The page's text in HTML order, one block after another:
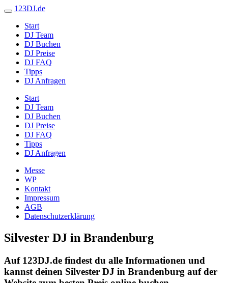
123DJ.de
Start
DJ Team
DJ Buchen
DJ Preise
DJ FAQ
Tipps
DJ Anfragen
Start
DJ Team
DJ Buchen
DJ Preise
DJ FAQ
Tipps
DJ Anfragen
Messe
WP
Kontakt
Impressum
AGB
Datenschutzerklärung
Silvester DJ in Brandenburg
Auf 123DJ.de findest du alle Informationen und
kannst deinen Silvester DJ in Brandenburg auf der